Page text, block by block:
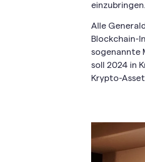
einzubringen.
Alle
Blockchain-
sogenannte
soll 2024 in
Krypto-